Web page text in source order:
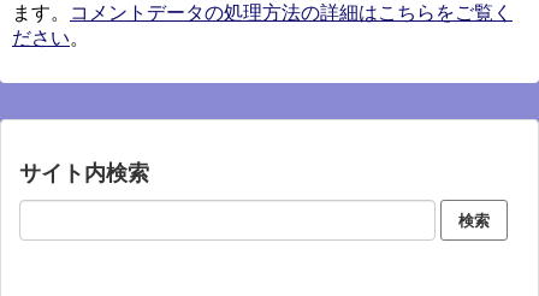
ます。
コメントデータの処理方法の詳細はこちらをご覧く
ださい。
サイト内検索